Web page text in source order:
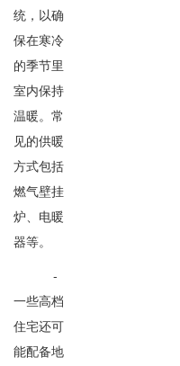
统，以确
保在寒冷
的季节里
室内保持
温暖。常
见的供暖
方式包括
燃气壁挂
炉、电暖
器等。
-
一些高档
住宅还可
能配备地